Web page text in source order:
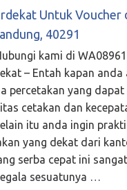
Untuk Voucher
40291
kami di
– Entah kapan anda
percetakan yang
cetakan dan
itu anda ingin
yang dekat dari
serba cepat ini
sesuatunya …